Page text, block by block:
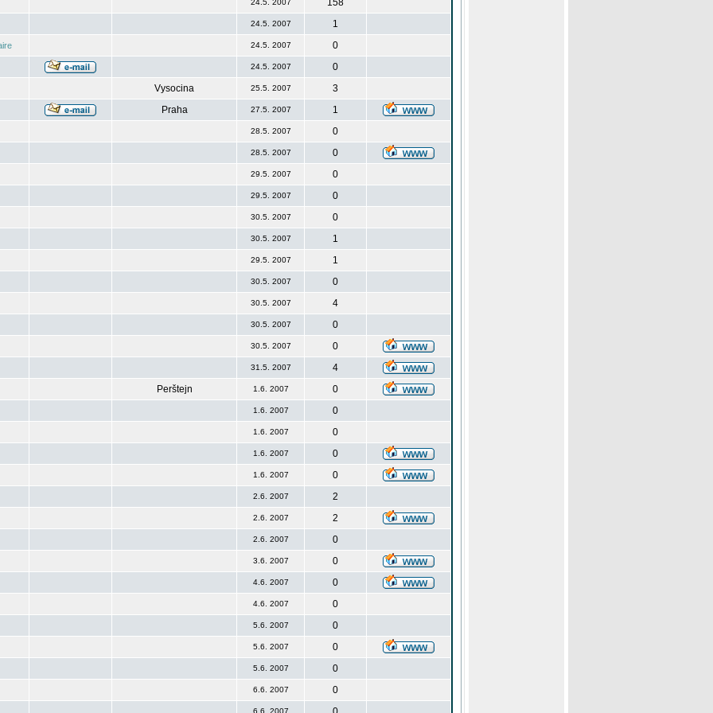
24.5. 2007 158
24.5. 2007 1
24.5. 2007 0
24.5. 2007
0
Vysocina
25.5. 2007
3
Praha
27.5. 2007 1
28.5. 2007 0
28.5. 2007 0
29.5. 2007 0
29.5. 2007 0
30.5. 2007 0
30.5. 2007 1
29.5. 2007 1
30.5. 2007 0
30.5. 2007 4
30.5. 2007 0
30.5. 2007 0
31.5. 2007
4
Perštejn
1.6. 2007 0
1.6. 2007 0
1.6. 2007 0
1.6. 2007 0
1.6. 2007 0
2.6. 2007 2
2.6. 2007 2
2.6. 2007 0
3.6. 2007 0
4.6. 2007 0
4.6. 2007 0
5.6. 2007 0
5.6. 2007 0
5.6. 2007 0
6.6. 2007 0
6.6. 2007